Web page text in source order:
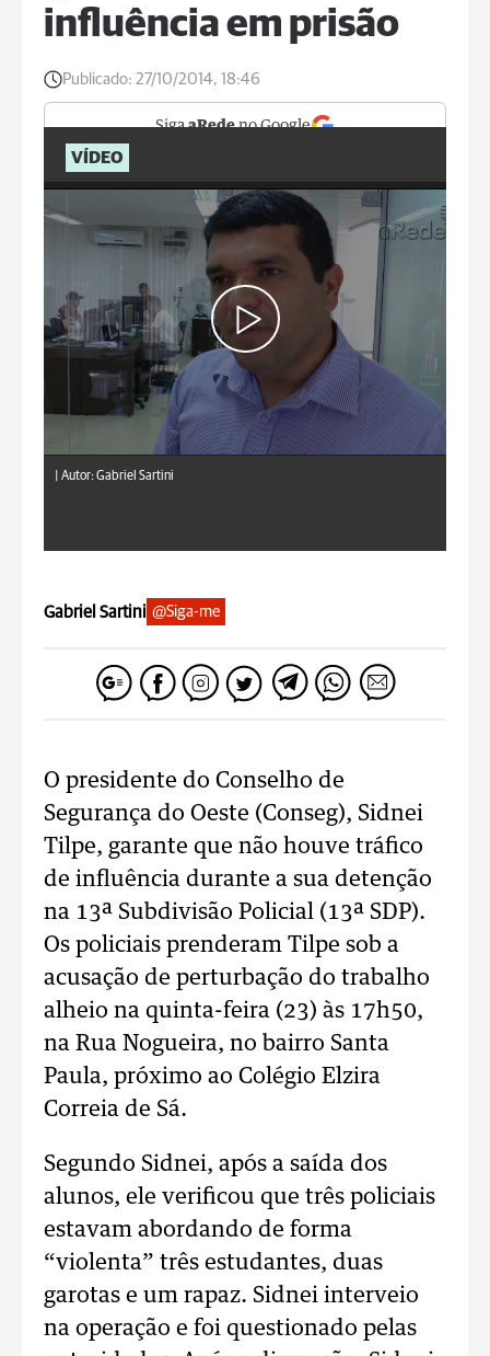
influência em prisão
Publicado: 27/10/2014, 18:46
SigaaRedeno Google
VÍDEO
Autor: Gabriel Sartini
Gabriel Sartini @Siga-me
O presidente do Conselho de
Segurança do Oeste (Conseg), Sidnei
Tilpe, garante que não houve tráfico
de influência durante a sua detenção
na 13ª Subdivisão Policial (13ª SDP).
Os policiais prenderam Tilpe sob a
acusação de perturbação do trabalho
alheio na quinta-feira (23) às 17h50,
na Rua Nogueira, no bairro Santa
Paula, próximo ao Colégio Elzira
Correia de Sá.
Segundo Sidnei, após a saída dos
alunos, ele verificou que três policiais
estavam abordando de forma
“violenta” três estudantes, duas
garotas e um rapaz. Sidnei interveio
na operação e foi questionado pelas